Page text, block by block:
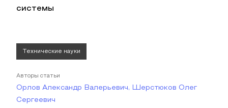
системы
Технические науки
Авторы статьи
Орлов Александр Валерьевич, Шерстюков Олег
Сергеевич